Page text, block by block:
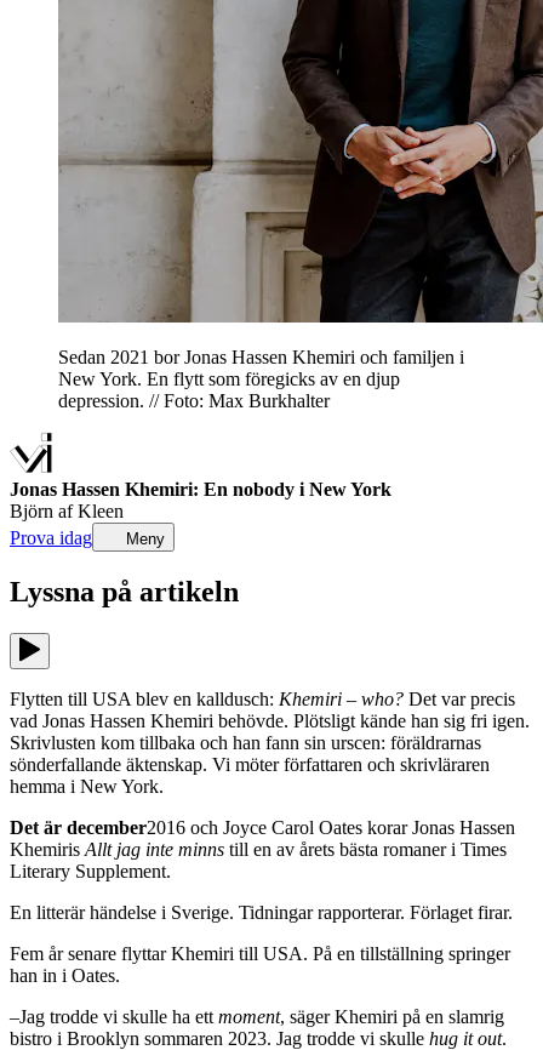
Sedan 2021 bor Jonas Hassen Khemiri och familjen i
New York. En flytt som föregicks av en djup
depression. // Foto: Max Burkhalter
Jonas Hassen Khemiri: En nobody i New York
Björn af Kleen
Prova idag
Meny
Lyssna på artikeln
Flytten till USA blev en kalldusch: Khemiri – who? Det var precis
vad Jonas Hassen Khemiri behövde. Plötsligt kände han sig fri igen.
Skrivlusten kom tillbaka och han fann sin urscen: föräldrarnas
sönderfallande äktenskap. Vi möter författaren och skrivläraren
hemma i New York.
Det är december2016 och Joyce Carol Oates korar Jonas Hassen
Khemiris Allt jag inte minns till en av årets bästa romaner i Times
Literary Supplement.
En litterär händelse i Sverige. Tidningar rapporterar. Förlaget firar.
Fem år senare flyttar Khemiri till USA. På en tillställning springer
han in i Oates.
–Jag trodde vi skulle ha ett moment, säger Khemiri på en slamrig
bistro i Brooklyn sommaren 2023. Jag trodde vi skulle hug it out.